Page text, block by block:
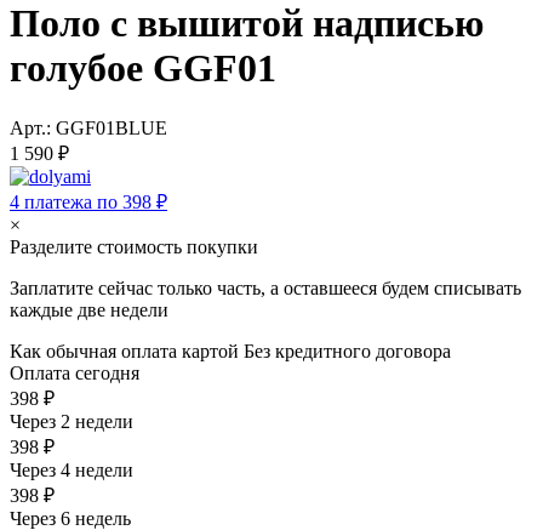
Поло с вышитой надписью
голубое GGF01
Арт.: GGF01BLUE
1 590 ₽
4 платежа по 398 ₽
×
Разделите стоимость покупки
Заплатите сейчас только часть, а оставшееся будем списывать
каждые две недели
Как обычная оплата картой Без кредитного договора
Оплата сегодня
398 ₽
Через 2 недели
398 ₽
Через 4 недели
398 ₽
Через 6 недель